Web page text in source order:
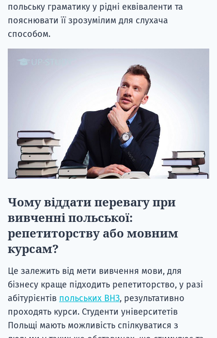
польську граматику у рідні еквіваленти та
пояснювати її зрозумілим для слухача
способом.
Чому віддати перевагу при
вивченні польської:
репетиторству або мовним
курсам?
Це залежить від мети вивчення мови, для
бізнесу краще підходить репетиторство, у разі
абітурієнтів польських ВНЗ, результативно
проходять курси. Студенти університетів
Польщі мають можливість спілкуватися з